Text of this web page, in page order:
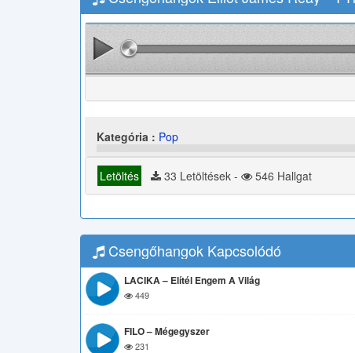
Kategória : Pop
Letöltés 33 Letöltések - 546 Hallgat
Csengőhangok Kapcsolódó
LACIKA – Elítél Engem A Világ
449
FILO – Mégegyszer
231